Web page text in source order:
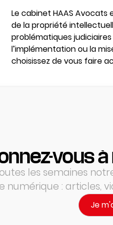
Le cabinet HAAS
de la propriété
problématiques
l’implémentation ou la
choisissez de vous faire
vous
les semaines
numérique : articles,
Je